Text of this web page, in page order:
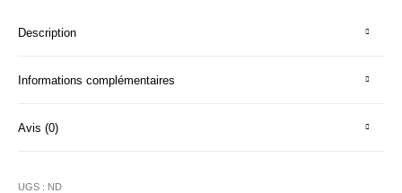
Description
Informations complémentaires
Avis (0)
UGS : ND